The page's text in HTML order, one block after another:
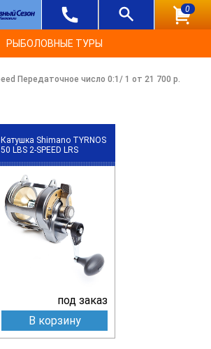
0
РЫБОЛОВНЫЕ ТУРЫ
Передаточное число 0:1/ 1 от 21 700 р.
Катушка Shimano TYRNOS
50 LBS 2-SPEED LRS
под заказ
В корзину